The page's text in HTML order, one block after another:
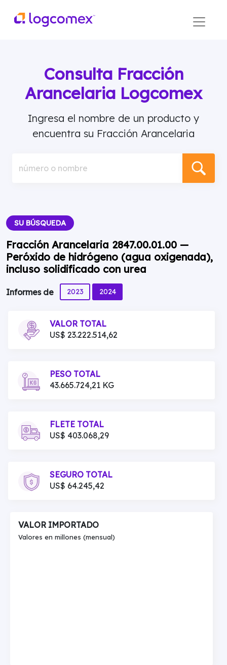
Consulta Fracción
Arancelaria Logcomex
Ingresa el nombre de un producto y
encuentra su Fracción Arancelaria
número o nombre
SU BÚSQUEDA
Fracción Arancelaria 2847.00.01.00 —
Peróxido de hidrógeno (agua oxigenada),
incluso solidificado con urea
Informes de 2023 2024
VALOR TOTAL
US$ 23.222.514,62
PESO TOTAL
43.665.724,21 KG
FLETE TOTAL
US$ 403.068,29
SEGURO TOTAL
US$ 64.245,42
VALOR IMPORTADO
Valores en millones (mensual)